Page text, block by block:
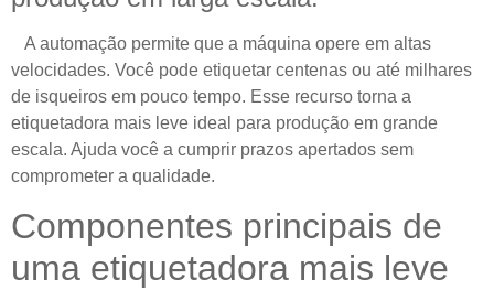
A automação permite que a máquina opere em altas
velocidades. Você pode etiquetar centenas ou até milhares
de isqueiros em pouco tempo. Esse recurso torna a
etiquetadora mais leve ideal para produção em grande
escala. Ajuda você a cumprir prazos apertados sem
comprometer a qualidade.
Componentes principais de
uma etiquetadora mais leve